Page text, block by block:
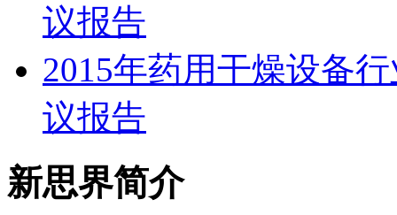
议报告
2015年药用干燥设备
议报告
新思界简介